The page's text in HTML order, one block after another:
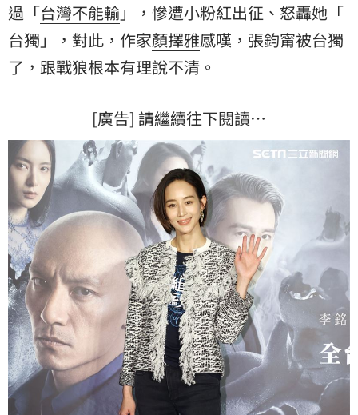
過「台灣不能輸」，慘遭小粉紅出征、怒轟她「
台獨 」，對此，作家顏擇雅感嘆，張鈞甯被台獨
了，跟戰狼根本有理說不清。
[廣告] 請繼續往下閱讀…